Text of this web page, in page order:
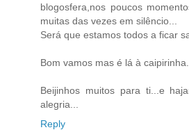
blogosfera,nos poucos
muitas das vezes em silêncio...
Será que estamos todos a ficar
Bom vamos mas é lá à
Beijinhos muitos para ti...e
alegria...
Reply